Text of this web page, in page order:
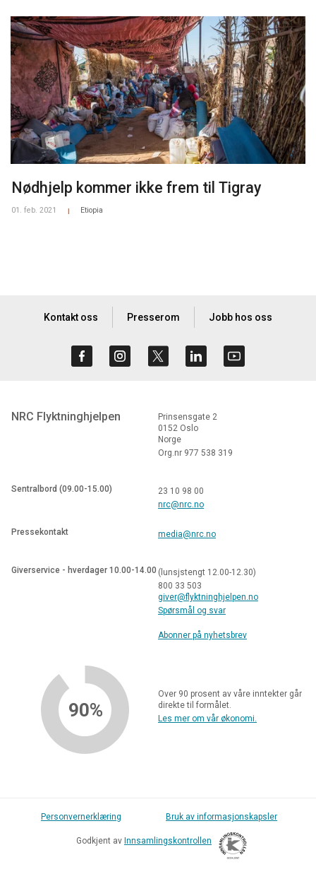
Nødhjelp kommer ikke frem til Tigray
01. feb. 2021 Etiopia
Kontakt oss Presserom Jobb hos oss
NRC Flyktninghjelpen
Prinsensgate 2
0152 Oslo
Norge
Org.nr 977 538 319
Sentralbord (09.00-15.00)
23 10 98 00
nrc@nrc.no
Pressekontakt media@nrc.no
Giverservice - hverdager 10.00-14.00 (lunsjstengt 12.00-12.30)
800 33 503
giver@flyktninghjelpen.no
Spørsmål og svar
Abonner på nyhetsbrev
90%
Over 90 prosent av våre inntekter går
direkte til formålet.
Les mer om vår økonomi.
Personvernerklæring Bruk av informasjonskapsler
Godkjent av Innsamlingskontrollen